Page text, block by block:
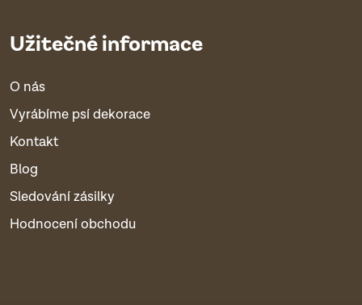
Užitečné informace
O nás
Vyrábíme psí dekorace
Kontakt
Blog
Sledování zásilky
Hodnocení obchodu